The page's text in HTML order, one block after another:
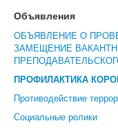
ФАКУЛЬТЕТЫ
ОБЩЕЖИТИЕ
Объявления
ОБЪЯВЛЕНИЕ О
ЗАМЕЩЕНИЕ
ПРОФИЛАКТИКА
Противодействие
Социальные ролики